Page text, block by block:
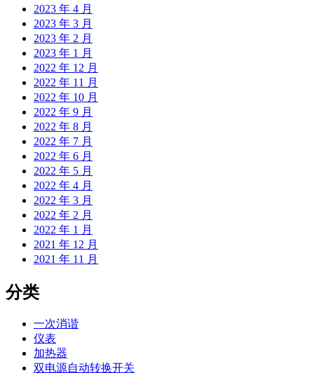
2023 年 4 月
2023 年 3 月
2023 年 2 月
2023 年 1 月
2022 年 12 月
2022 年 11 月
2022 年 10 月
2022 年 9 月
2022 年 8 月
2022 年 7 月
2022 年 6 月
2022 年 5 月
2022 年 4 月
2022 年 3 月
2022 年 2 月
2022 年 1 月
2021 年 12 月
2021 年 11 月
分类
一次消谐
仪表
加热器
双电源自动转换开关